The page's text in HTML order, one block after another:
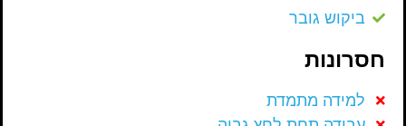
ביקוש גובר
חסרונות
למידה מתמדת